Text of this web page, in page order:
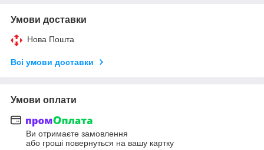
Умови доставки
Нова Пошта
Всі умови доставки
Умови оплати
Ви отримаєте замовлення
або гроші повернуться на вашу картку